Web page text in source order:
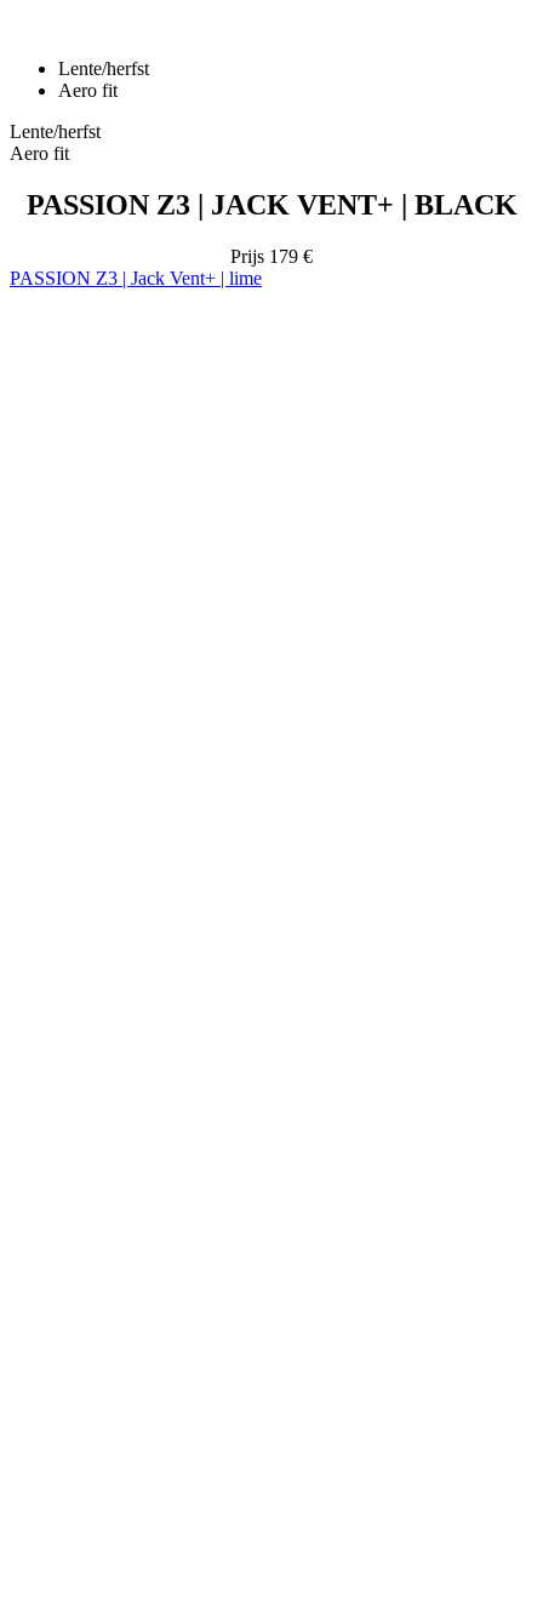
Lente/herfst
Aero fit
Lente/herfst
Aero fit
PASSION Z3 | JACK VENT+ | BLACK
Prijs 179 €
PASSION Z3 | Jack Vent+ | lime